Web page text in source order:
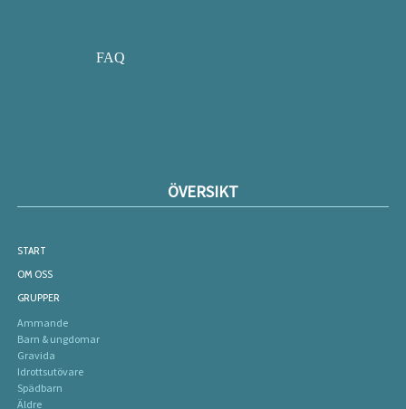
FAQ
ÖVERSIKT
START
OM OSS
GRUPPER
Ammande
Barn & ungdomar
Gravida
Idrottsutövare
Spädbarn
Äldre